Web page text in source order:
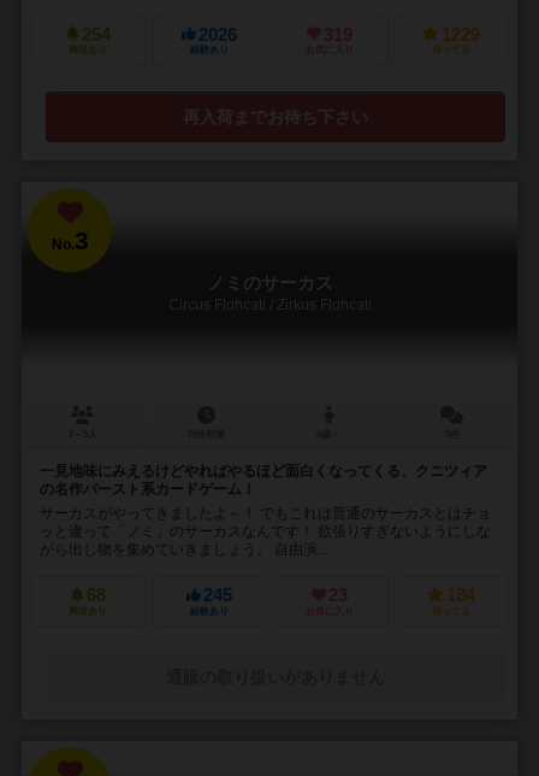
254
興味あり
2026
経験あり
319
お気に入り
1229
持ってる
再入荷までお待ち下さい
No.3
ノミのサーカス
Circus Flohcati / Zirkus Flohcati
一見地味にみえるけどやればやるほど面白くなってくる、クニツィア
の名作バースト系カードゲーム！
サーカスがやってきましたよ～！ でもこれは普通のサーカスとはチョ
ッと違って「ノミ」のサーカスなんです！ 欲張りすぎないようにしな
がら出し物を集めていきましょう。 自由演...
68
興味あり
245
経験あり
23
お気に入り
184
持ってる